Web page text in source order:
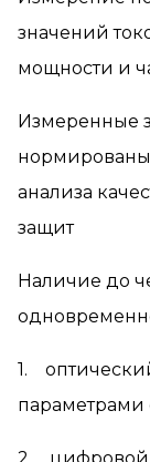
значений
мощности и
Измеренные
нормированы
анализа
защит
Наличие до
1.